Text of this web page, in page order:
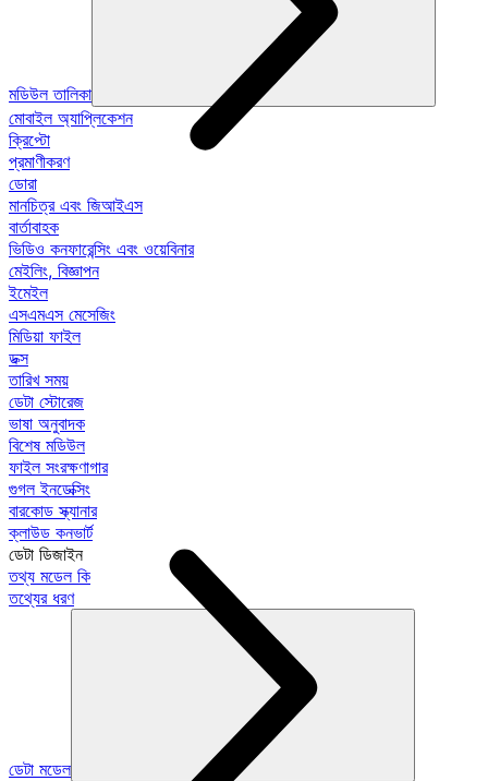
মডিউল তালিকা
মোবাইল অ্যাপ্লিকেশন
ক্রিপ্টো
প্রমাণীকরণ
ডোরা
মানচিত্র এবং জিআইএস
বার্তাবাহক
ভিডিও কনফারেন্সিং এবং ওয়েবিনার
মেইলিং, বিজ্ঞাপন
ইমেইল
এসএমএস মেসেজিং
মিডিয়া ফাইল
ডক্স
তারিখ সময়
ডেটা স্টোরেজ
ভাষা অনুবাদক
বিশেষ মডিউল
ফাইল সংরক্ষণাগার
গুগল ইনডেক্সিং
বারকোড স্ক্যানার
ক্লাউড কনভার্ট
ডেটা ডিজাইন
তথ্য মডেল কি
তথ্যের ধরণ
ডেটা মডেল